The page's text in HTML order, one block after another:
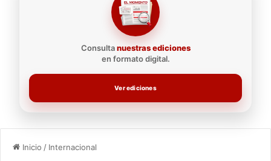
Consultanuestras ediciones
en formato digital.
Ver ediciones
Inicio / Internacional